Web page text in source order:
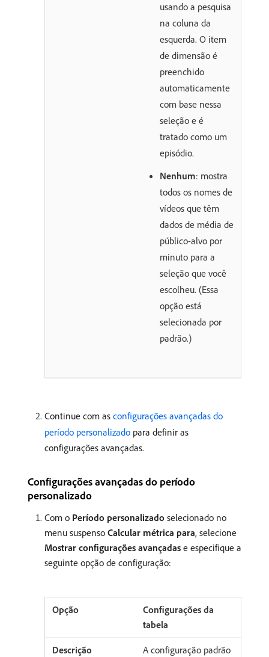
usando a pesquisa
na coluna da
esquerda. O item
de dimensão é
preenchido
automaticamente
com base nessa
seleção e é
tratado como um
episódio.
Nenhum: mostra
todos os nomes de
vídeos que têm
dados de média de
público-alvo por
minuto para a
seleção que você
escolheu. (Essa
opção está
selecionada por
padrão.)
Continue com as configurações avançadas do
período personalizado para definir as
configurações avançadas.
Configurações avançadas do período
personalizado
Com o Período personalizado selecionado no
menu suspenso Calcular métrica para, selecione
Mostrar configurações avançadas e especifique a
seguinte opção de configuração:
Configurações da
tabela
A configuração padrão